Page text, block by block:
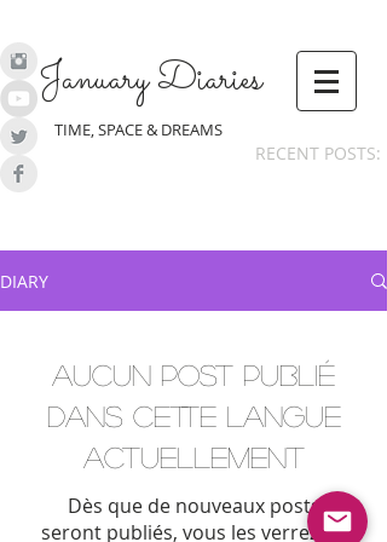
January Diaries
TIME, SPACE & DREAMS
RECENT POSTS:
DIARY
Aucun post publié
dans cette langue
actuellement
Dès que de nouveaux posts
seront publiés, vous les verrez ici.